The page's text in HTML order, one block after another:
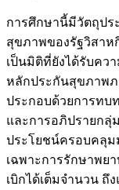
การศึกษานี้มีวัตถุปร
สุขภาพของรัฐวิสาห
เป็นมิติที่ยังได้รับคว
หลักประกันสุขภาพภ
ประกอบด้วยการทบ
และการอภิปรายกลุ่
ประโยชน์ครอบคลุม
เฉพาะการรักษาพย
เบิกได้เต็มจำนวน ถึ